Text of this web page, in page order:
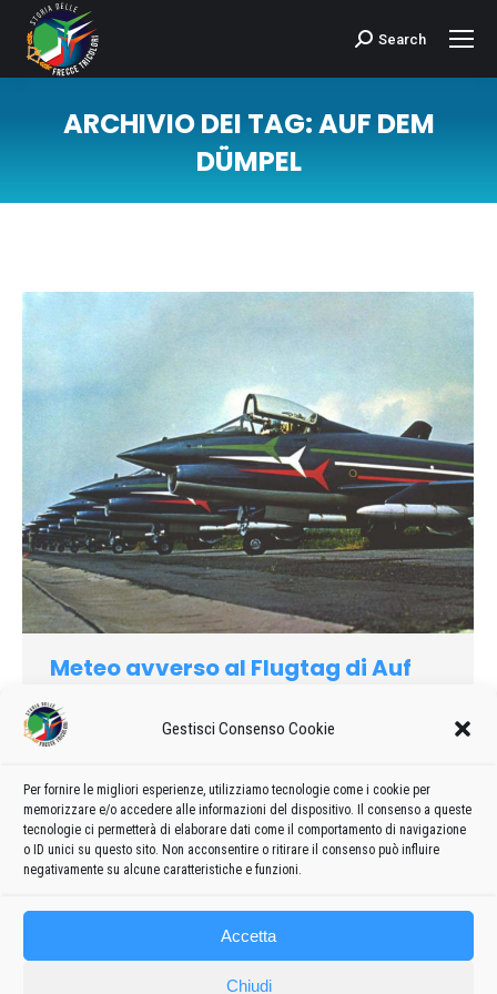
Gestisci Consenso Cookie
Per fornire le migliori esperienze, utilizziamo tecnologie come i cookie per
memorizzare e/o accedere alle informazioni del dispositivo. Il consenso a queste
tecnologie ci permetterà di elaborare dati come il comportamento di navigazione
o ID unici su questo sito. Non acconsentire o ritirare il consenso può influire
negativamente su alcune caratteristiche e funzioni.
Accetta
Chiudi
Cerca:Search
ARCHIVIO DEI TAG:AUF DEM
DÜMPEL
Meteo avverso al Flugtag di Auf
1973 admin8235 3 Aprile 2021 Lascia un commento
controllo radar, nel momento peggiore: pioveva, le nubi erano
basse, la formazione era serrata… Il programma si riduceva a
poche figure, perché altro non si poteva fare